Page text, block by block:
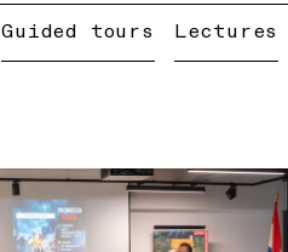
Guided tours Lectures